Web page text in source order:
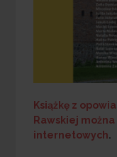
Książkę z
Rawskiej
internetowych.